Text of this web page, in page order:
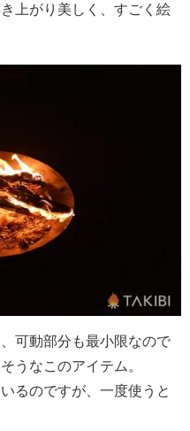
上がり美しく、すごく絵
可動部分も最小限なので
うなこのアイテム。
るのですが、一度使うと